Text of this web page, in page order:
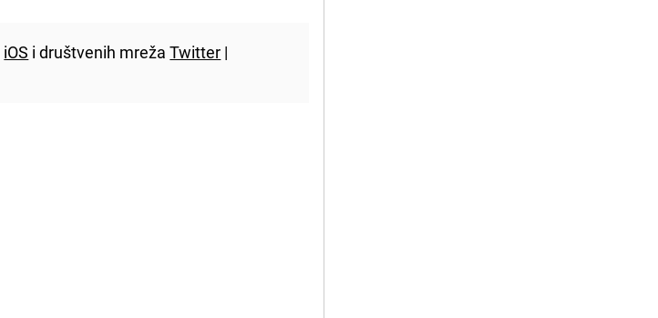
iOS i društvenih mrežaTwitter |